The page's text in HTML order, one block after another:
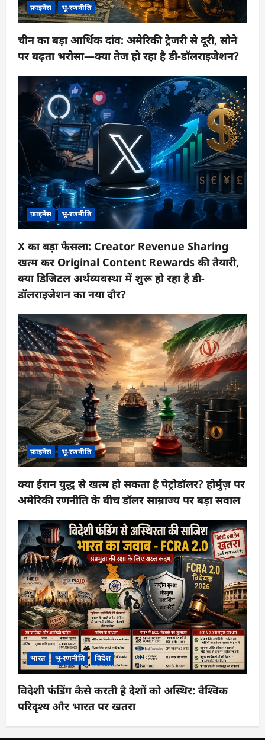
फ़ाइनेंस भू-रणनीति
चीन का बड़ा आर्थिक दांव: अमेरिकी ट्रेजरी से दूरी, सोने
पर बढ़ता भरोसा—क्या तेज हो रहा है डी-डॉलराइजेशन?
फ़ाइनेंस भू-रणनीति
X का बड़ा फैसला: Creator Revenue Sharing
खत्म कर Original Content Rewards की तैयारी,
क्या डिजिटल अर्थव्यवस्था में शुरू हो रहा है डी-
डॉलराइजेशन का नया दौर?
फ़ाइनेंस भू-रणनीति
क्या ईरान युद्ध से खत्म हो सकता है पेट्रोडॉलर? होर्मुज़ पर
अमेरिकी रणनीति के बीच डॉलर साम्राज्य पर बड़ा सवाल
भारत भू-रणनीति विदेश
विदेशी फंडिंग कैसे करती है देशों को अस्थिर: वैश्विक
परिदृश्य और भारत पर खतरा